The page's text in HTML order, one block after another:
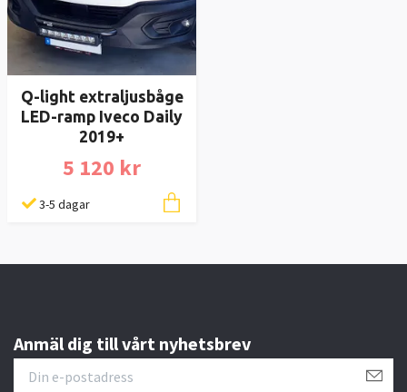
Q-light extraljusbåge
LED-ramp Iveco Daily
2019+
5 120 kr
3-5 dagar
Anmäl dig till vårt nyhetsbrev